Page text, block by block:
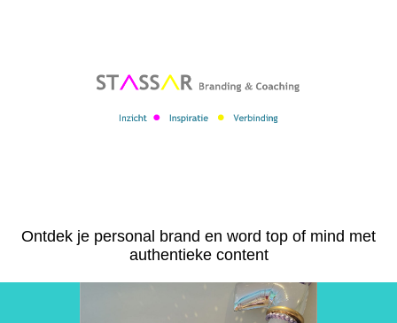
Ontdek je personal brand en word top of mind met
authentieke content